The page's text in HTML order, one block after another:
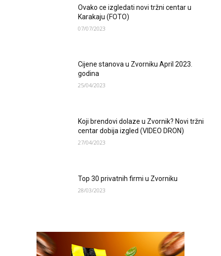
Ovako ce izgledati novi tržni centar u
Karakaju (FOTO)
07/07/2023
Cijene stanova u Zvorniku April 2023.
godina
25/04/2023
Koji brendovi dolaze u Zvornik? Novi tržni
centar dobija izgled (VIDEO DRON)
27/04/2023
Top 30 privatnih firmi u Zvorniku
28/03/2023